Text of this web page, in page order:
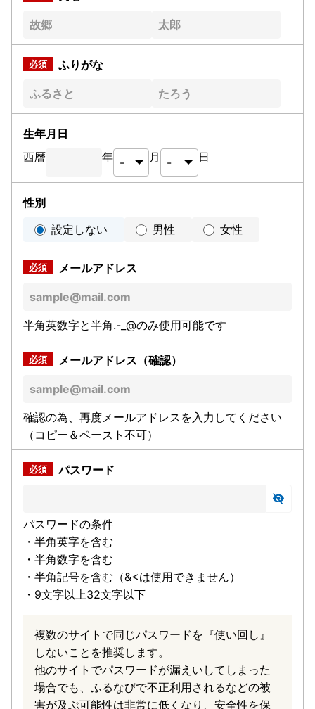
ふりがな
生年月日
西暦
年 月 日
性別
設定しない
男性 女性
メールアドレス
半角英数字と半角.-_@のみ使用可能です
メールアドレス（確認）
確認の為、再度メールアドレスを入力してください
（コピー＆ペースト不可）
パスワード
パスワードの条件
・半角英字を含む
・半角数字を含む
・半角記号を含む（&<は使用できません）
・9文字以上32文字以下
複数のサイトで同じパスワードを『使い回し』
しないことを推奨します。
他のサイトでパスワードが漏えいしてしまった
場合でも、ふるなびで不正利用されるなどの被
害が及ぶ可能性は非常に低くなり、安全性を保